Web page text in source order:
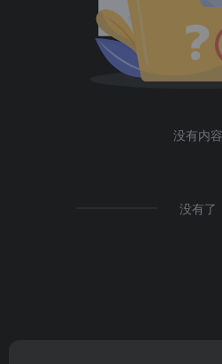
没有内容
没有了